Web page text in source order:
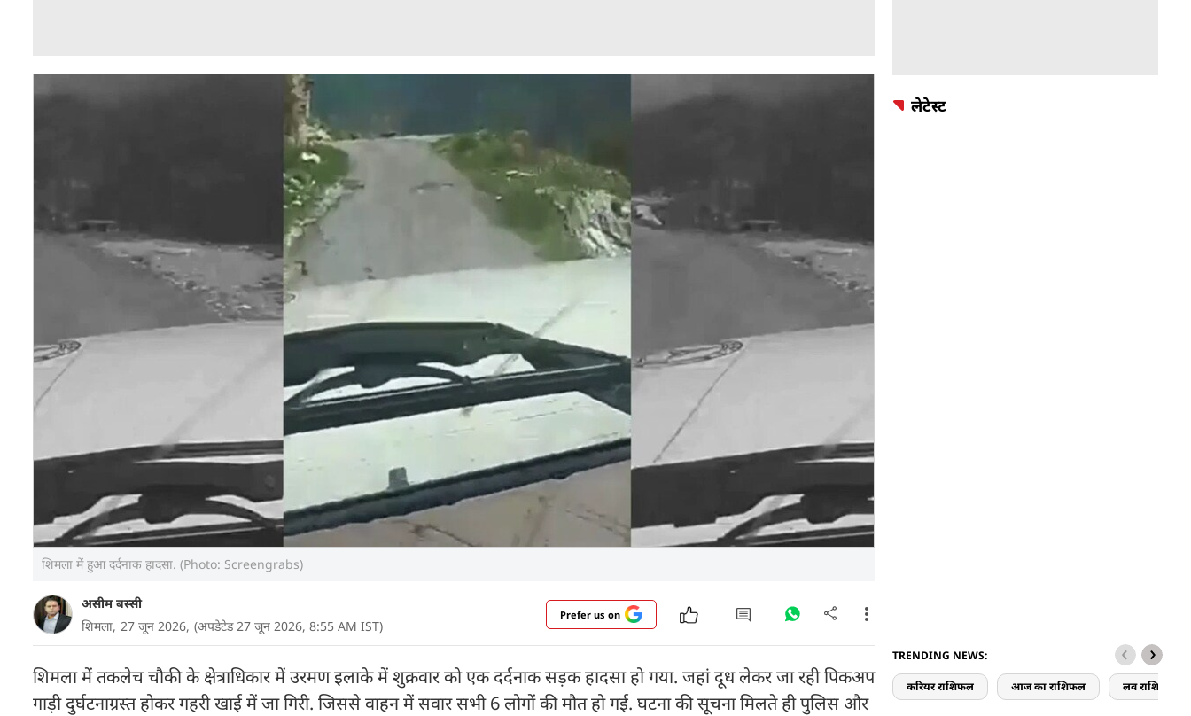
शिमला में हुआ दर्दनाक हादसा. (Photo: Screengrabs)
असीम बस्सी
शिमला, 27 जून 2026, (अपडेटेड 27 जून 2026, 8:55 AM IST)
Prefer us on
शिमला में तकलेच चौकी के क्षेत्राधिकार में उरमण इलाके में शुक्रवार को एक दर्दनाक सड़क हादसा हो गया. जहां दूध लेकर जा रही पिकअप
गाड़ी दुर्घटनाग्रस्त होकर गहरी खाई में जा गिरी. जिससे वाहन में सवार सभी 6 लोगों की मौत हो गई. घटना की सूचना मिलते ही पुलिस और
लेटेस्ट
TRENDING NEWS:
करियर राशिफल आज का राशिफल लव राशिफल